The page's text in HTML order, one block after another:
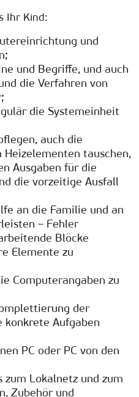
Ihr Kind:
und
und Begriffe, und auch
die Verfahren von
die Systemeinheit
auch die
Heizelementen tauschen,
Ausgaben für die
die vorzeitige Ausfall
an die Familie und an
– Fehler
Blöcke
Elemente zu
Computerangaben zu
der
konkrete Aufgaben
PC oder PC von den
zum Lokalnetz und zum
Zubehör und